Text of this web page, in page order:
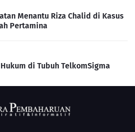
Menantu Riza Chalid di Kasus
Pertamina
di Tubuh TelkomSigma